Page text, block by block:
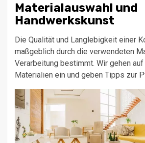
Materialauswahl und
Handwerkskunst
Die Qualität und Langlebigkeit einer
maßgeblich durch die verwendeten
Verarbeitung bestimmt. Wir gehen
Materialien ein und geben Tipps zur